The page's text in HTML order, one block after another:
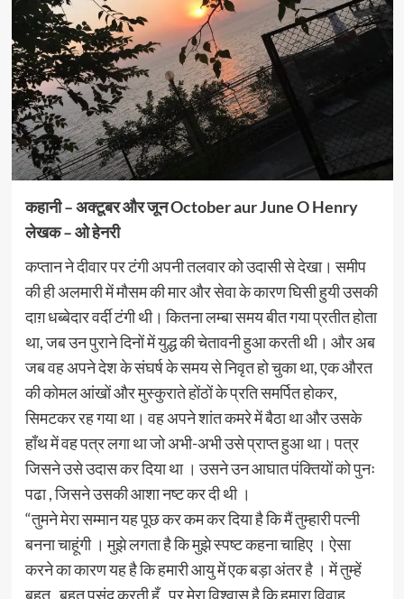
कहानी – अक्टूबर और जून October aur June O Henry
लेखक – ओ हेनरी
कप्तान ने दीवार पर टंगी अपनी तलवार को उदासी से देखा। समीप
की ही अलमारी में मौसम की मार और सेवा के कारण घिसी हुयी उसकी
दाग़ धब्बेदार वर्दी टंगी थी। कितना लम्बा समय बीत गया प्रतीत होता
था, जब उन पुराने दिनों में युद्ध की चेतावनी हुआ करती थी। और अब
जब वह अपने देश के संघर्ष के समय से निवृत हो चुका था, एक औरत
की कोमल आंखों और मुस्कुराते होंठों के प्रति समर्पित होकर,
सिमटकर रह गया था। वह अपने शांत कमरे में बैठा था और उसके
हाँथ में वह पत्र लगा था जो अभी-अभी उसे प्राप्त हुआ था। पत्र
जिसने उसे उदास कर दिया था । उसने उन आघात पंक्तियों को पुनः
पढा , जिसने उसकी आशा नष्ट कर दी थी ।
“तुमने मेरा सम्मान यह पूछ कर कम कर दिया है कि मैं तुम्हारी पत्नी
बनना चाहूंगी । मुझे लगता है कि मुझे स्पष्ट कहना चाहिए । ऐसा
करने का कारण यह है कि हमारी आयु में एक बड़ा अंतर है । में तुम्हें
बहुत , बहुत पसंद करती हूँ , पर मेरा विश्वास है कि हमारा विवाह